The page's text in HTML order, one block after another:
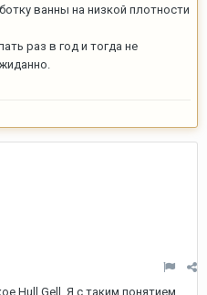
ванны на низкой плотности
раз в год и тогда не
Hull Gell. Я с таким понятием